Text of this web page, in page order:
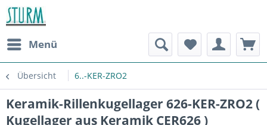
Menü
Übersicht 6..-KER-ZRO2
Keramik-Rillenkugellager 626-KER-ZRO2 (
Kugellager aus Keramik CER626 )